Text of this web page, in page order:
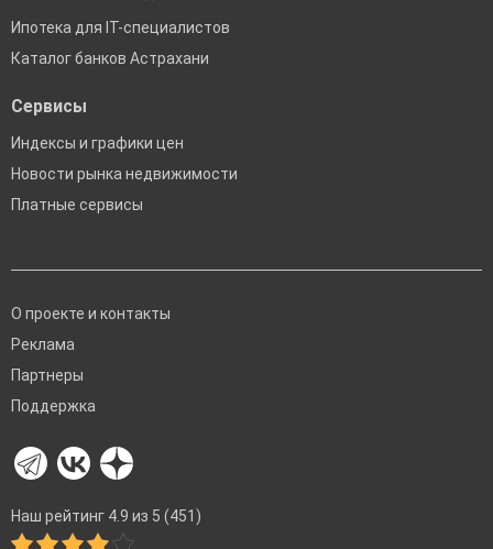
Ипотека для IT-специалистов
Каталог банков Астрахани
Сервисы
Индексы и графики цен
Новости рынка недвижимости
Платные сервисы
О проекте и контакты
Реклама
Партнеры
Поддержка
Наш рейтинг 4.9 из 5 (451)